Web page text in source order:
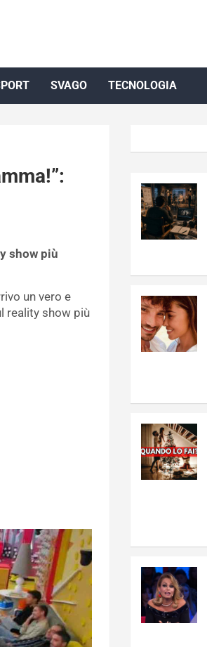
SVAGO TECNOLOGIA
show più
un vero e
reality show più